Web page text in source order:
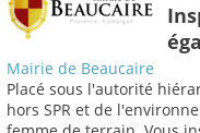
Mairie de Beaucaire
Placé sous l'autorité
hors SPR et de